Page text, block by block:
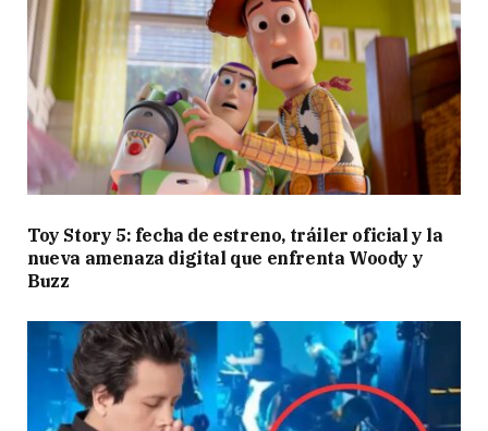
Toy Story 5: fecha de estreno, tráiler oficial y la
nueva amenaza digital que enfrenta Woody y
Buzz